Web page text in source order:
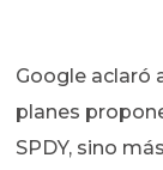
Google aclaró
planes
SPDY, sino